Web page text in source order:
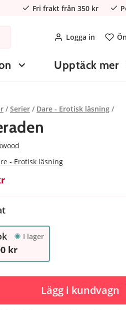
Fri frakt från 350 kr
Logga in
Upptäck mer
Serier Dare - Erotisk läsning
- Erotisk läsning
I lager
kr
Lägg i kundvagn